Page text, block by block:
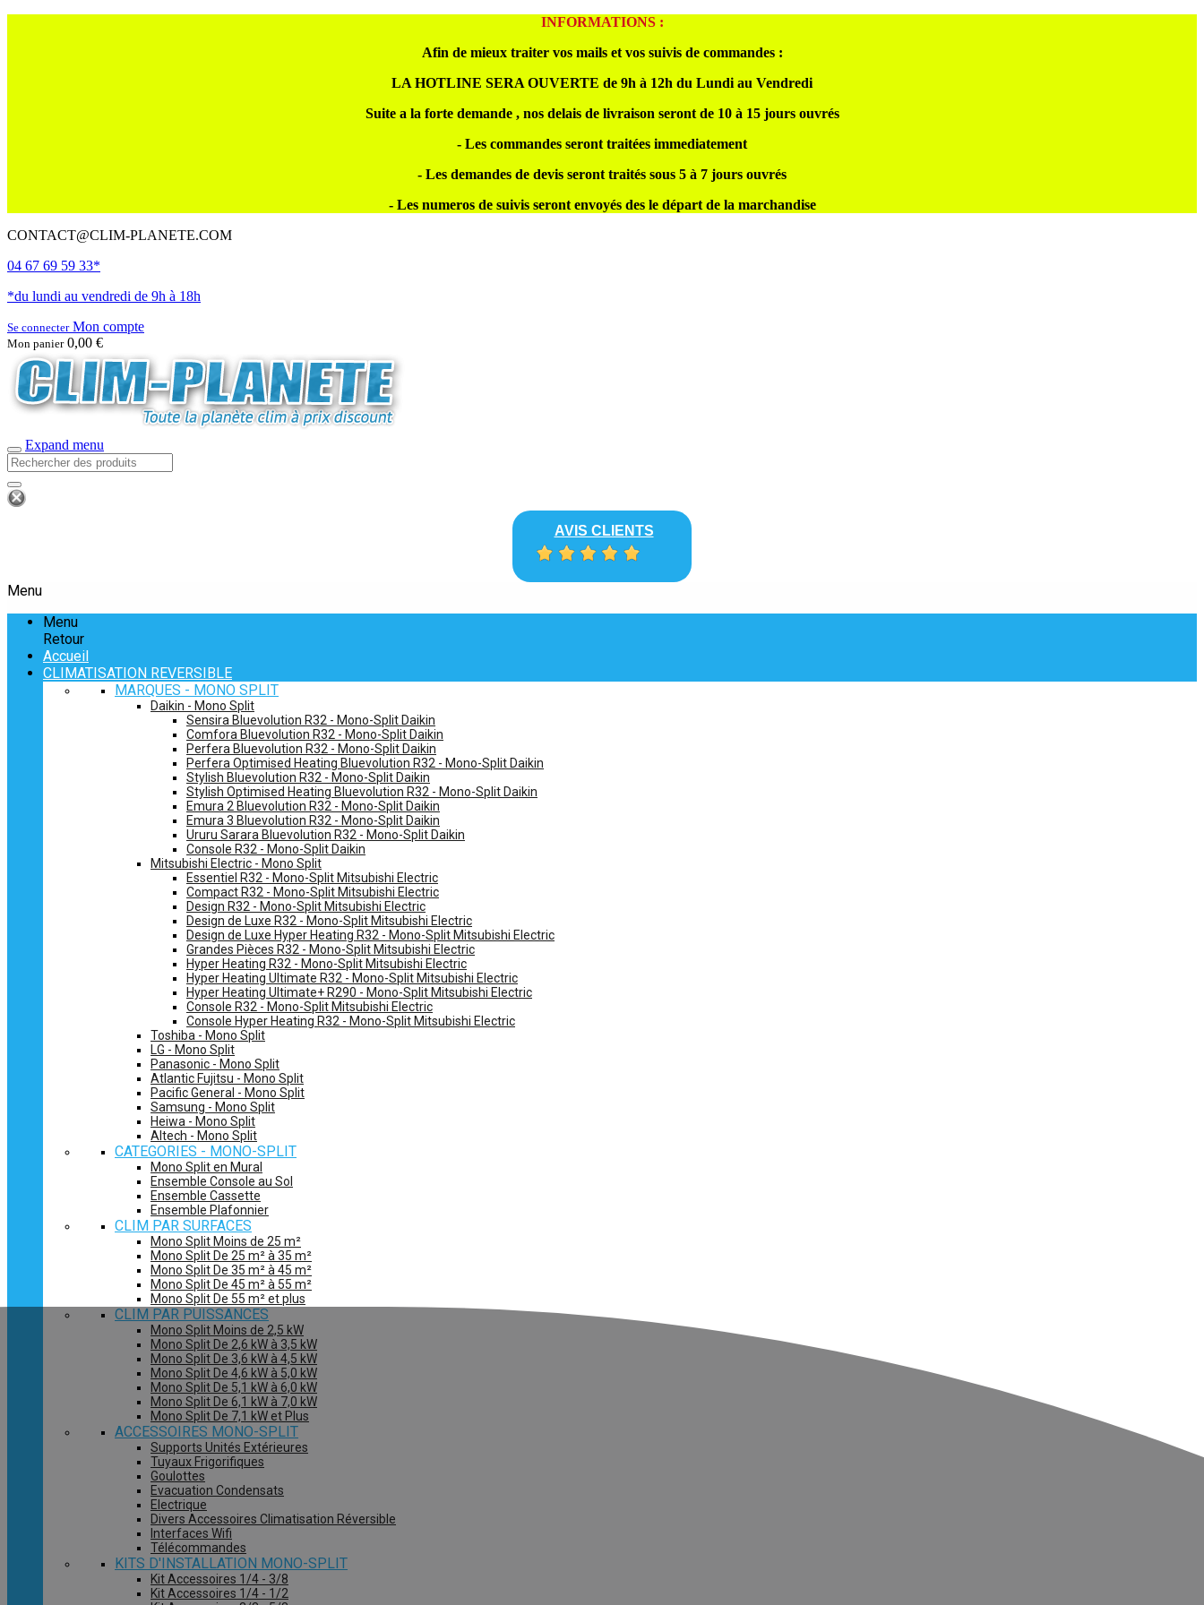
INFORMATIONS :
Afin de mieux traiter vos mails et vos suivis de commandes :
LA HOTLINE SERA OUVERTE de 9h à 12h du Lundi au Vendredi
Suite a la forte demande , nos delais de livraison seront de 10 à 15 jours ouvrés
- Les commandes seront traitées immediatement
- Les demandes de devis seront traités sous 5 à 7 jours ouvrés
- Les numeros de suivis seront envoyés des le départ de la marchandise
CONTACT@CLIM-PLANETE.COM
04 67 69 59 33*
*du lundi au vendredi de 9h à 18h
Se connecterMon compte
Mon panier 0,00 €
Expand menu
AVIS CLIENTS
Menu
Menu
Retour
Accueil
CLIMATISATION REVERSIBLE
MARQUES - MONO SPLIT
Daikin - Mono Split
Sensira Bluevolution R32 - Mono-Split Daikin
Comfora Bluevolution R32 - Mono-Split Daikin
Perfera Bluevolution R32 - Mono-Split Daikin
Perfera Optimised Heating Bluevolution R32 - Mono-Split Daikin
Stylish Bluevolution R32 - Mono-Split Daikin
Stylish Optimised Heating Bluevolution R32 - Mono-Split Daikin
Emura 2 Bluevolution R32 - Mono-Split Daikin
Emura 3 Bluevolution R32 - Mono-Split Daikin
Ururu Sarara Bluevolution R32 - Mono-Split Daikin
Console R32 - Mono-Split Daikin
Mitsubishi Electric - Mono Split
Essentiel R32 - Mono-Split Mitsubishi Electric
Compact R32 - Mono-Split Mitsubishi Electric
Design R32 - Mono-Split Mitsubishi Electric
Design de Luxe R32 - Mono-Split Mitsubishi Electric
Design de Luxe Hyper Heating R32 - Mono-Split Mitsubishi Electric
Grandes Pièces R32 - Mono-Split Mitsubishi Electric
Hyper Heating R32 - Mono-Split Mitsubishi Electric
Hyper Heating Ultimate R32 - Mono-Split Mitsubishi Electric
Hyper Heating Ultimate+ R290 - Mono-Split Mitsubishi Electric
Console R32 - Mono-Split Mitsubishi Electric
Console Hyper Heating R32 - Mono-Split Mitsubishi Electric
Toshiba - Mono Split
LG - Mono Split
Panasonic - Mono Split
Atlantic Fujitsu - Mono Split
Pacific General - Mono Split
Samsung - Mono Split
Heiwa - Mono Split
Altech - Mono Split
CATEGORIES - MONO-SPLIT
Mono Split en Mural
Ensemble Console au Sol
Ensemble Cassette
Ensemble Plafonnier
CLIM PAR SURFACES
Mono Split Moins de 25 m²
Mono Split De 25 m² à 35 m²
Mono Split De 35 m² à 45 m²
Mono Split De 45 m² à 55 m²
Mono Split De 55 m² et plus
CLIM PAR PUISSANCES
Mono Split Moins de 2,5 kW
Mono Split De 2,6 kW à 3,5 kW
Mono Split De 3,6 kW à 4,5 kW
Mono Split De 4,6 kW à 5,0 kW
Mono Split De 5,1 kW à 6,0 kW
Mono Split De 6,1 kW à 7,0 kW
Mono Split De 7,1 kW et Plus
ACCESSOIRES MONO-SPLIT
Supports Unités Extérieures
Tuyaux Frigorifiques
Goulottes
Evacuation Condensats
Electrique
Divers Accessoires Climatisation Réversible
Interfaces Wifi
Télécommandes
KITS D'INSTALLATION MONO-SPLIT
Kit Accessoires 1/4 - 3/8
Kit Accessoires 1/4 - 1/2